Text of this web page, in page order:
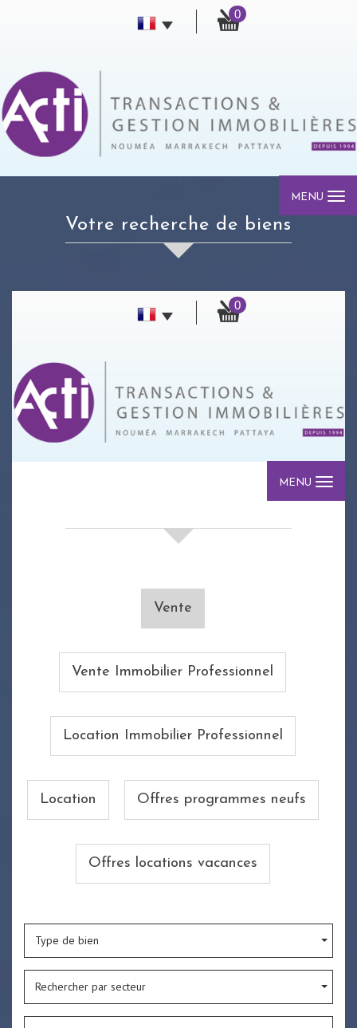
0
MENU
votre recherche de biens
0
MENU
Vente
Vente Immobilier Professionnel
Location Immobilier Professionnel
Location Offres programmes neufs
Offres locations vacances
Type de bien
Rechercher par secteur